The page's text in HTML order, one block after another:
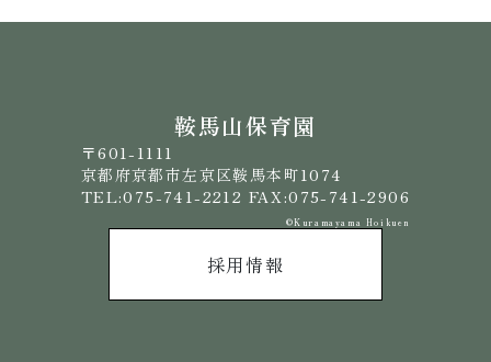
鞍馬山保育園
〒601-1111
京都府京都市左京区鞍馬本町1074
TEL:075-741-2212 FAX:075-741-2906
©️Kuramayama Hoikuen
採用情報